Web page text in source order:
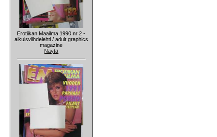
Erotiikan Maailma 1990 nr 2 -
aikuisviihdelehti / adult graphics
magazine
Näytä